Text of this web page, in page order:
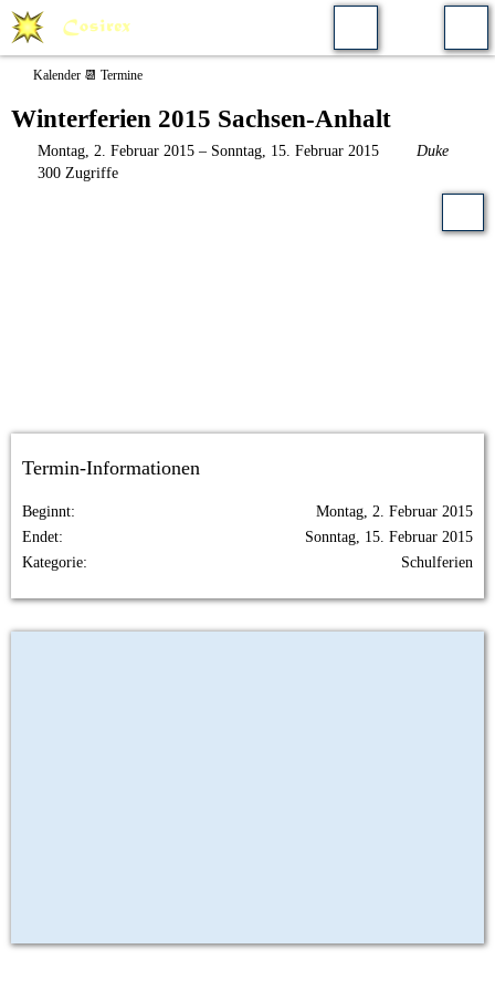
Kalender 📆 Termine
Winterferien 2015 Sachsen-Anhalt
Montag, 2. Februar 2015 – Sonntag, 15. Februar 2015
Duke
300 Zugriffe
Termin-Informationen
Beginnt
Montag, 2. Februar 2015
Endet
Sonntag, 15. Februar 2015
Kategorie
Schulferien